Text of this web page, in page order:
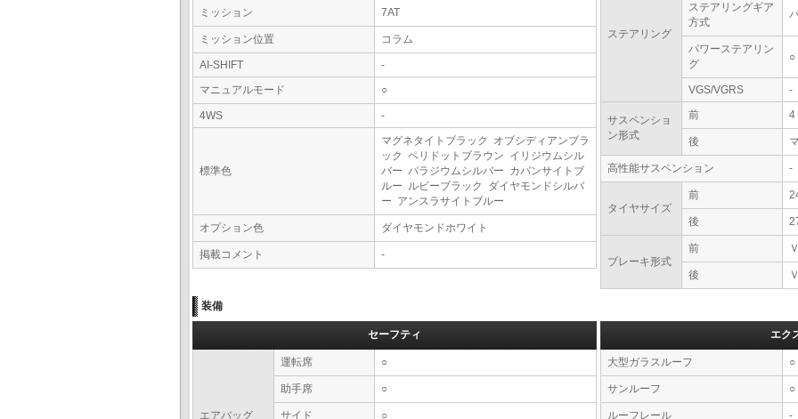
ミッション 7AT
ミッション位置 コラム
AI-SHIFT
-
マニュアルモード
○
4WS -
標準色
マグネタイトブラック オブシディアンブラ
ック ペリドットブラウン イリジウムシル
バー パラジウムシルバー カバンサイトブ
ルー ルビーブラック ダイヤモンドシルバ
ー アンスラサイトブルー
オプション色 ダイヤモンドホワイト
掲載コメント -
ステアリング
ステアリングギア
方式
パワーステアリン
グ
○
VGS/VGRS -
サスペンショ
ン形式
前 4
後
高性能サスペンション -
タイヤサイズ
前
後
ブレーキ形式
前
後
装備
セーフティ
エアバッグ
運転席 ○
助手席 ○
サイド ○
エク
大型ガラスルーフ ○
サンルーフ ○
ルーフレール -